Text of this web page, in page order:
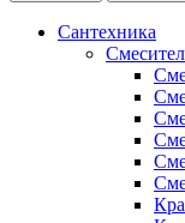
Сантехника